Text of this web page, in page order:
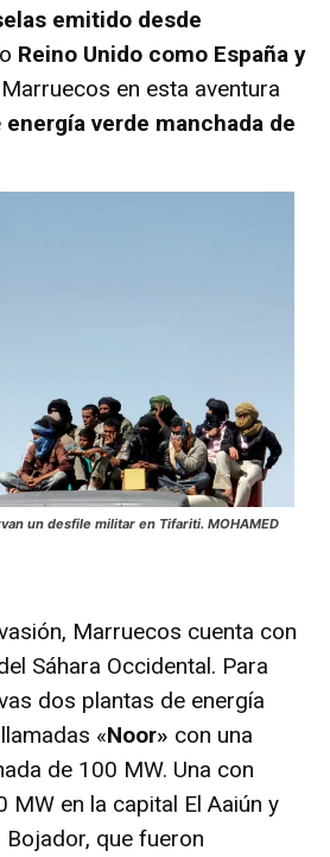
emitido desde
Reino Unido como España y
en esta aventura
energía verde manchada de
un desfile militar en Tifariti. MOHAMED
Marruecos cuenta con
Sáhara Occidental. Para
dos plantas de energía
«Noor» con una
de 100 MW. Una con
MW en la capital El Aaiún y
que fueron